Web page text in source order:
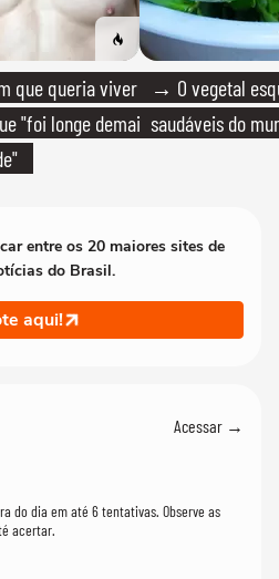
que queria viver
"foi longe demais
→ O vegetal
saudáveis do
entre os 20 maiores sites de
do Brasil.
aqui!
Acessar →
do dia em até 6 tentativas. Observe as
acertar.